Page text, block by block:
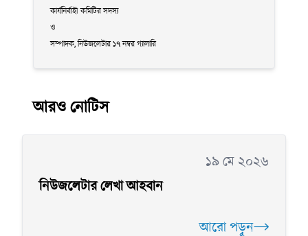
কার্যনির্বাহী কমিটির সদস্য
ও
সম্পাদক, নিউজলেটার ১৭ নম্বর গ্যালারি
আরও নোটিস
১৯ মে ২০২৬
নিউজলেটার লেখা আহবান
আরো পড়ুন